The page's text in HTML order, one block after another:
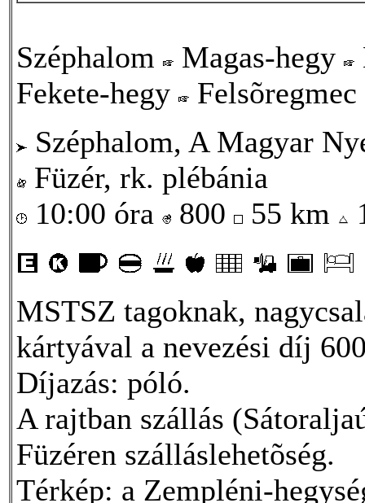
Széphalom Magas-hegy
Fekete-hegy
Felsõregmec
Széphalom, A Magyar
Füzér, rk. plébánia
10:00 óra
800 55 km
MSTSZ tagoknak,
kártyával a nevezési díj
Díjazás: póló.
A rajtban szállás
Füzéren szálláslehetõség.
Térkép: a Zempléni-